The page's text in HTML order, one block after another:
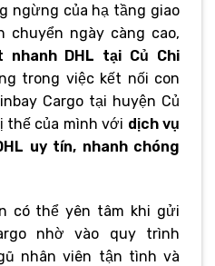
ngừng của hạ tầng giao
chuyển ngày càng cao,
nhanh DHL tại Củ Chi
trong việc kết nối con
Cargo tại huyện Củ
thế của mình với dịch vụ
uy tín, nhanh chóng
có thể yên tâm khi gửi
nhờ vào quy trình
nhân viên tận tình và